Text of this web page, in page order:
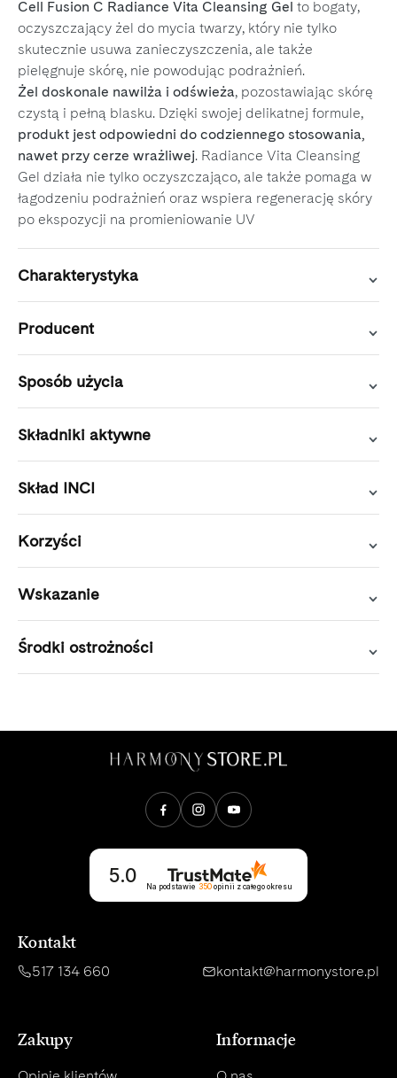
Cell Fusion C Radiance Vita Cleansing Gel to bogaty,
oczyszczający żel do mycia twarzy, który nie tylko
skutecznie usuwa zanieczyszczenia, ale także
pielęgnuje skórę, nie powodując podrażnień.
Żel doskonale nawilża i odświeża, pozostawiając skórę
czystą i pełną blasku. Dzięki swojej delikatnej formule,
produkt jest odpowiedni do codziennego stosowania,
nawet przy cerze wrażliwej. Radiance Vita Cleansing
Gel działa nie tylko oczyszczająco, ale także pomaga w
łagodzeniu podrażnień oraz wspiera regenerację skóry
po ekspozycji na promieniowanie UV
Charakterystyka
Producent
Sposób użycia
Składniki aktywne
Skład INCI
Korzyści
Wskazanie
Środki ostrożności
Opinie klientów
5.0
Na podstawie 350 opinii z całego okresu
Kontakt
517 134 660 kontakt@harmonystore.pl
Zakupy Informacje